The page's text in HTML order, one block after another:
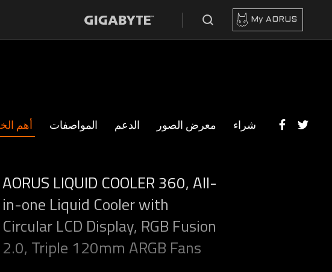
My AORUS
أهم المواصفات الدعم معرض الصور شراء
AORUS LIQUID COOLER 360, All-
in-one Liquid Cooler with
Circular LCD Display, RGB Fusion
2.0, Triple 120mm ARGB Fans